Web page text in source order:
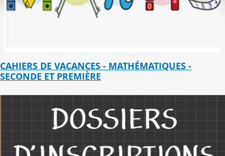
CAHIERS DE VACANCES - MATHÉMATIQUES -
SECONDE ET PREMIÈRE